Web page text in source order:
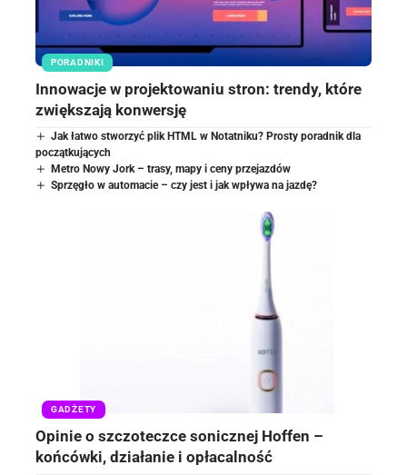
PORADNIKI
Innowacje w projektowaniu stron: trendy, które
zwiększają konwersję
Jak łatwo stworzyć plik HTML w Notatniku? Prosty poradnik dla
początkujących
Metro Nowy Jork – trasy, mapy i ceny przejazdów
Sprzęgło w automacie – czy jest i jak wpływa na jazdę?
GADŻETY
Opinie o szczoteczce sonicznej Hoffen –
końcówki, działanie i opłacalność